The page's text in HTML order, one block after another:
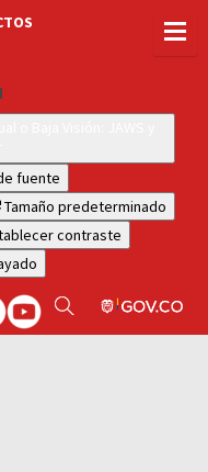
fuente
Tamaño predeterminado
contraste